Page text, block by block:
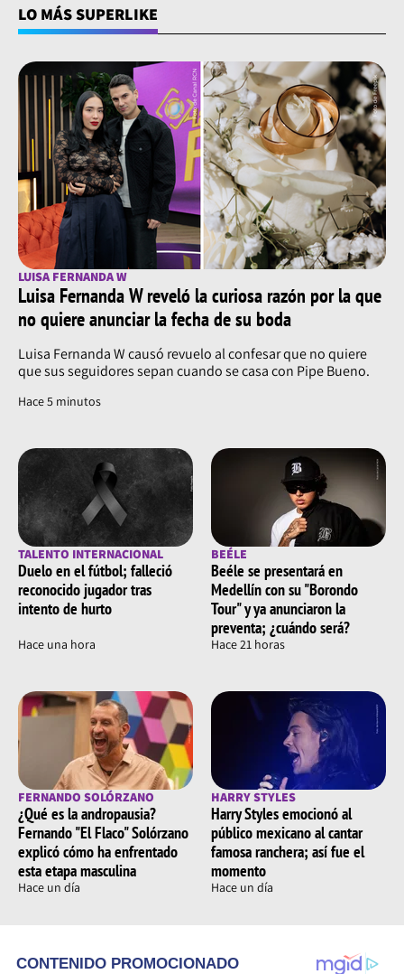
LO MÁS SUPERLIKE
LUISA FERNANDA W
Luisa Fernanda W reveló la curiosa razón por la que
no quiere anunciar la fecha de su boda
Luisa Fernanda W causó revuelo al confesar que no quiere
que sus seguidores sepan cuando se casa con Pipe Bueno.
Hace 5 minutos
TALENTO INTERNACIONAL
Duelo en el fútbol; falleció
reconocido jugador tras
intento de hurto
Hace una hora
BEÉLE
Beéle se presentará en
Medellín con su "Borondo
Tour" y ya anunciaron la
preventa; ¿cuándo será?
Hace 21 horas
FERNANDO SOLÓRZANO
¿Qué es la andropausia?
Fernando "El Flaco" Solórzano
explicó cómo ha enfrentado
esta etapa masculina
Hace un día
HARRY STYLES
Harry Styles emocionó al
público mexicano al cantar
famosa ranchera; así fue el
momento
Hace un día